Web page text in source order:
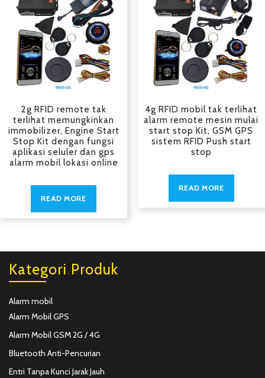
2g RFID remote tak
terlihat memungkinkan
immobilizer, Engine Start
Stop Kit dengan fungsi
aplikasi seluler dan gps
alarm mobil lokasi online
READ MORE
4g RFID mobil tak terlihat
alarm remote mesin mulai
start stop Kit, GSM GPS
sistem RFID Push start
stop
READ MORE
Kategori Produk
Alarm mobil
Alarm Mobil GPS
Alarm Mobil GSM 2G / 4G
Bluetooth Anti-Pencurian
Entri Tanpa Kunci Jarak Jauh